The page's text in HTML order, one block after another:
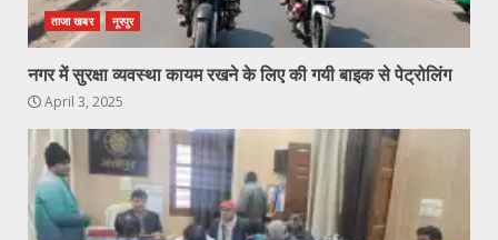
ताजा खबर नूरपुर
नगर में सुरक्षा व्यवस्था कायम रखने के लिए की गयी बाइक से पेट्रोलिंग
April 3, 2025